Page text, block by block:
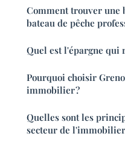
Comment trouver une
bateau de pêche
Quel est l'épargne qui
Pourquoi choisir
immobilier ?
Quelles sont les
secteur de